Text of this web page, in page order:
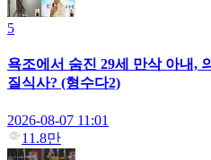
5
욕조에서 숨진 29세 만삭 아내,
질식사? (형수다2)
2026-08-07 11:01
11.8만